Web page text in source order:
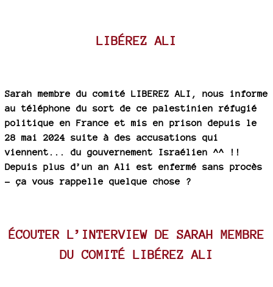
LIBÉREZ ALI
Sarah membre du comité LIBEREZ ALI, nous informe
au téléphone du sort de ce palestinien réfugié
politique en France et mis en prison depuis le
28 mai 2024 suite à des accusations qui
viennent... du gouvernement Israélien ^^ !!
Depuis plus d’un an Ali est enfermé sans procès
- ça vous rappelle quelque chose ?
ÉCOUTER L’INTERVIEW DE SARAH MEMBRE
DU COMITÉ LIBÉREZ ALI